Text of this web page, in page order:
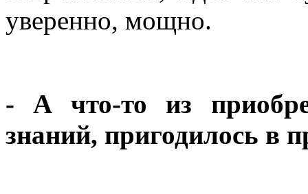
уверенно, мощно.
- А что-то из
знаний, пригодилось в